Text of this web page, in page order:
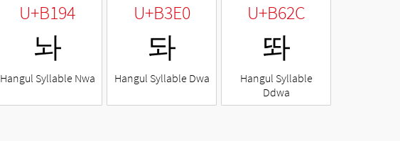
U+B194
놔
Hangul Syllable Nwa
U+B3E0
돠
Hangul Syllable Dwa
U+B62C
똬
Hangul Syllable
Ddwa